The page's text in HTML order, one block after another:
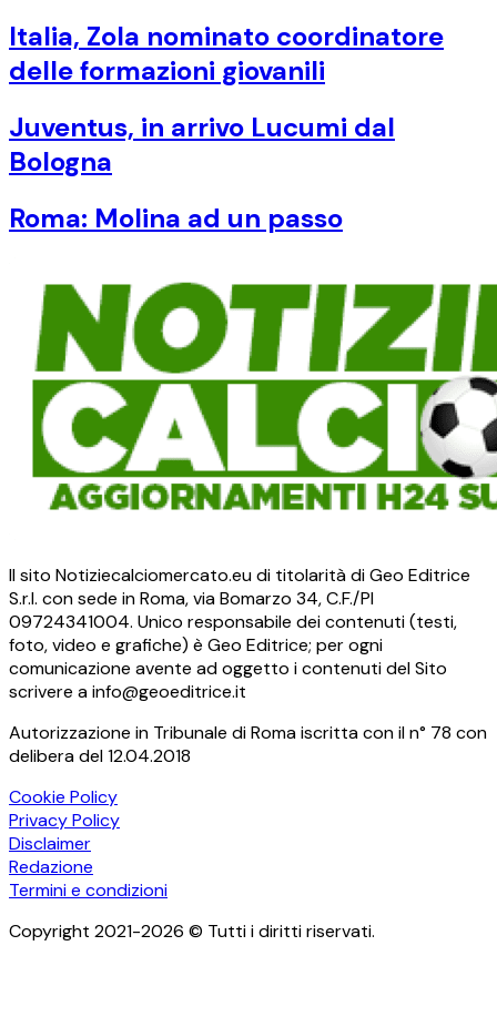
Italia, Zola nominato coordinatore
delle formazioni giovanili
Juventus, in arrivo Lucumi dal
Bologna
Roma: Molina ad un passo
Il sito Notiziecalciomercato.eu di titolarità di Geo Editrice
S.r.l. con sede in Roma, via Bomarzo 34, C.F./PI
09724341004. Unico responsabile dei contenuti (testi,
foto, video e grafiche) è Geo Editrice; per ogni
comunicazione avente ad oggetto i contenuti del Sito
scrivere a info@geoeditrice.it
Autorizzazione in Tribunale di Roma iscritta con il n° 78 con
delibera del 12.04.2018
Cookie Policy
Privacy Policy
Disclaimer
Redazione
Termini e condizioni
Copyright 2021-2026 © Tutti i diritti riservati.